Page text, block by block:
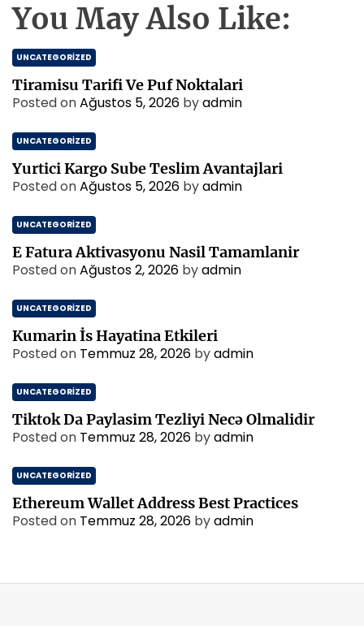
You May Also Like:
UNCATEGORIZED
Tiramisu Tarifi Ve Puf Noktalari
Posted onAğustos 5, 2026 byadmin
UNCATEGORIZED
Yurtici Kargo Sube Teslim Avantajlari
Posted onAğustos 5, 2026 byadmin
UNCATEGORIZED
E Fatura Aktivasyonu Nasil Tamamlanir
Posted onAğustos 2, 2026 byadmin
UNCATEGORIZED
Kumarin İs Hayatina Etkileri
Posted on Temmuz 28, 2026 byadmin
UNCATEGORIZED
Tiktok Da Paylasim Tezliyi Necə Olmalidir
Posted on Temmuz 28, 2026 byadmin
UNCATEGORIZED
Ethereum Wallet Address Best Practices
Posted on Temmuz 28, 2026 byadmin